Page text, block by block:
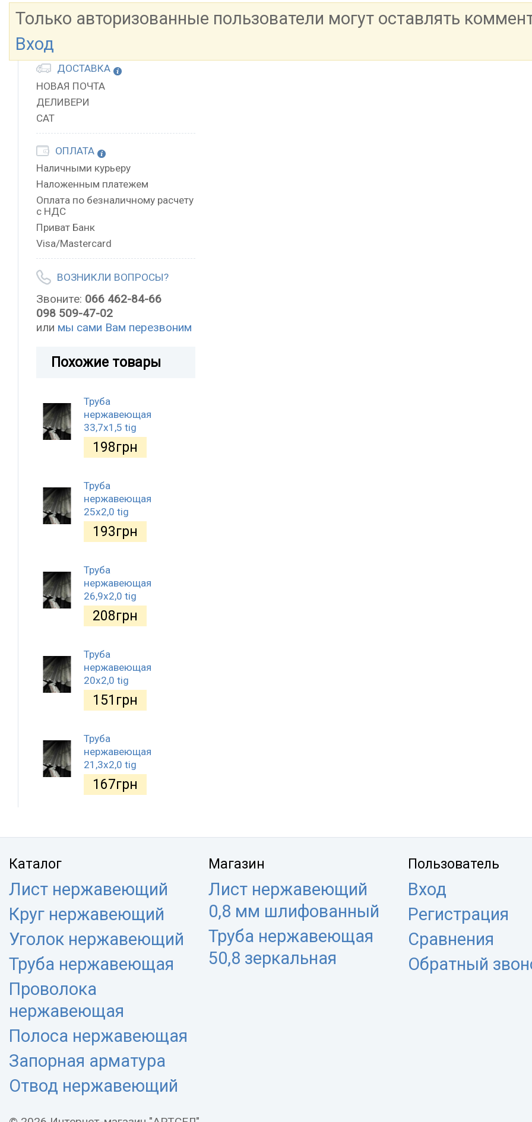
Только авторизованные пользователи могут оставлять
Вход
ДОСТАВКА
НОВАЯ ПОЧТА
ДЕЛИВЕРИ
САТ
ОПЛАТА
Наличными курьеру
Наложенным платежем
Оплата по безналичному расчету
с НДС
Приват Банк
Visa/Mastercard
ВОЗНИКЛИ ВОПРОСЫ?
Звоните: 066 462-84-66
098 509-47-02
или мы сами Вам перезвоним
Похожие товары
Труба
нержавеющая
33,7х1,5 tig
198грн
Труба
нержавеющая
25х2,0 tig
193грн
Труба
нержавеющая
26,9х2,0 tig
208грн
Труба
нержавеющая
20х2,0 tig
151 грн
Труба
нержавеющая
21,3х2,0 tig
167грн
Каталог
Лист нержавеющий
Круг нержавеющий
Уголок нержавеющий
Труба нержавеющая
Проволока
нержавеющая
Полоса нержавеющая
Запорная арматура
Отвод нержавеющий
Магазин
Лист нержавеющий
0,8 мм шлифованный
Труба нержавеющая
50,8 зеркальная
Пользователь
Вход
Регистрация
Сравнения
Обратный